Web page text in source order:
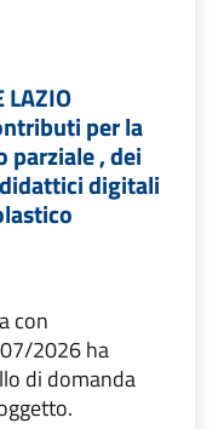
LAZIO
per la
, dei
digitali
con
2026 ha
di domanda